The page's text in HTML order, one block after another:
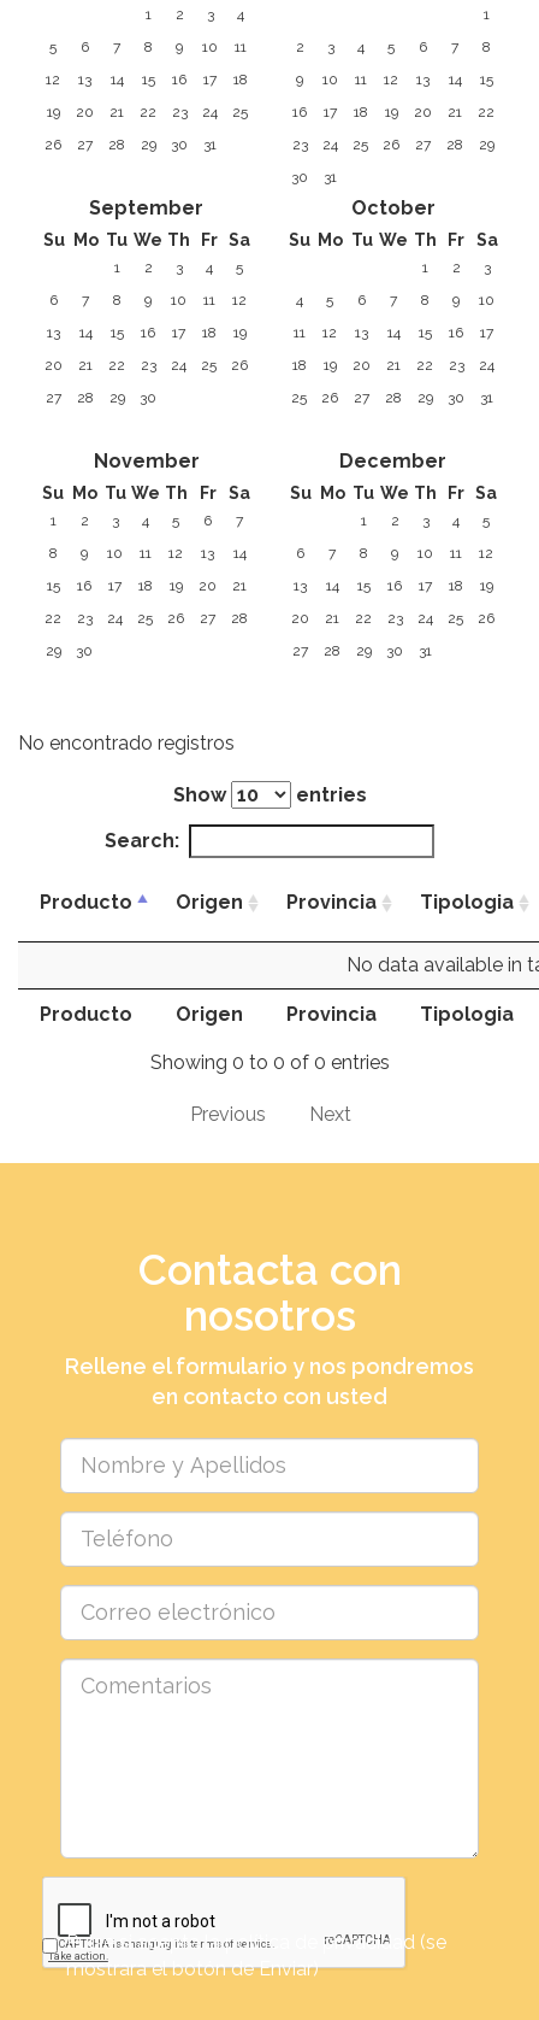
1 2 3
4
5
6 7 8 9 10
11
12
13 14 15 16 17
18
19
20 21 22 23 24
25
26
27 28 29 30 31
1
2
3 4 5 6 7
8
9
10 11 12 13 14
15
16
17 18 19 20 21
22
23
24 25 26 27 28
29
30
31
September
Su Mo Tu We Th Fr Sa
1 2 3 4
5
6
7 8 9 10 11
12
13
14 15 16 17 18
19
20
21 22 23 24 25
26
27
28 29 30
October
Su Mo Tu We Th Fr Sa
1 2
3
4
5 6 7 8 9
10
11
12 13 14 15 16
17
18
19 20 21 22 23
24
25
26 27 28 29 30 31
November
Su Mo Tu We Th Fr Sa
1 2 3 4 5 6
7
8
9 10 11 12 13
14
15
16 17 18 19 20
21
22
23 24 25 26 27
28
29
30
December
Su Mo Tu We Th Fr Sa
1 2 3 4
5
6
7 8 9 10 11
12
13
14 15 16 17 18
19
20
21 22 23 24 25
26
27
28 29 30 31
No encontrado registros
Show
entries
Search:
Producto Origen Provincia Tipologia
No data available in
Producto Origen Provincia Tipologia
Showing 0 to 0 of 0 entries
Previous Next
Contacta con
nosotros
Rellene el formulario y nos pondremos
en contacto con usted
Pulse si acepta la política de privacidad (se
mostrara el botón de Enviar)